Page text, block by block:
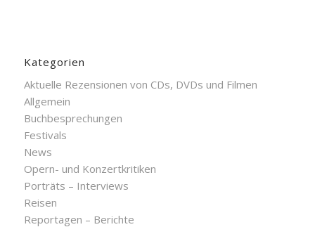
Kategorien
Aktuelle Rezensionen von CDs, DVDs und Filmen
Allgemein
Buchbesprechungen
Festivals
News
Opern- und Konzertkritiken
Porträts – Interviews
Reisen
Reportagen – Berichte